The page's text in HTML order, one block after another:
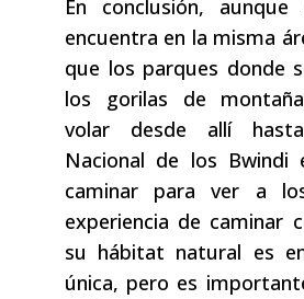
En conclusión,
encuentra en la misma
que los parques donde
los gorilas de
volar desde allí
Nacional de los Bwindi
caminar para ver a
experiencia de caminar
su hábitat natural es
única, pero es